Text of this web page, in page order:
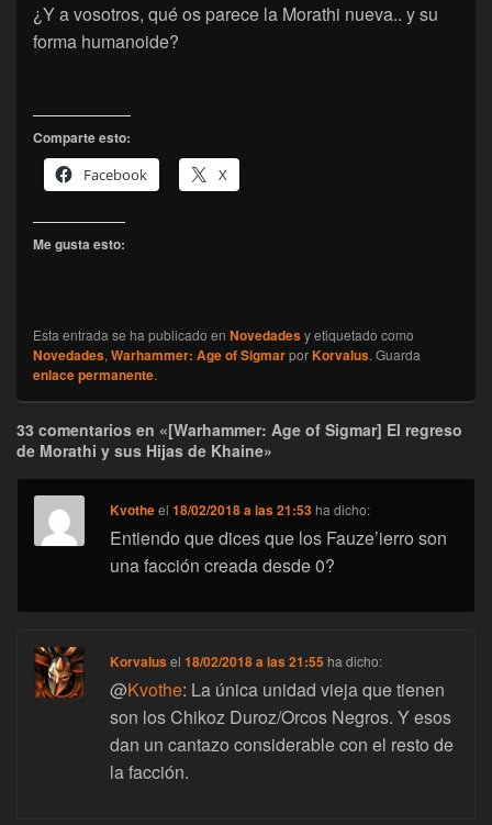
¿Y a vosotros, qué os parece la Morathi nueva.. y su
forma humanoide?
Comparte esto:
Facebook
X
Me gusta esto:
Esta entrada se ha publicado en Novedadesy etiquetado como
Novedades,Warhammer: Age of SigmarporKorvalus. Guarda
enlace permanente.
33 comentarios en «[Warhammer: Age of Sigmar] El regreso
de Morathi y sus Hijas de Khaine»
Kvotheel18/02/2018 a las 21:53 ha dicho:
Entiendo que dices que los Fauze’ierro son
una facción creada desde 0?
Korvalus el18/02/2018 a las 21:55 ha dicho:
@Kvothe: La única unidad vieja que tienen
son los Chikoz Duroz/Orcos Negros. Y esos
dan un cantazo considerable con el resto de
la facción.